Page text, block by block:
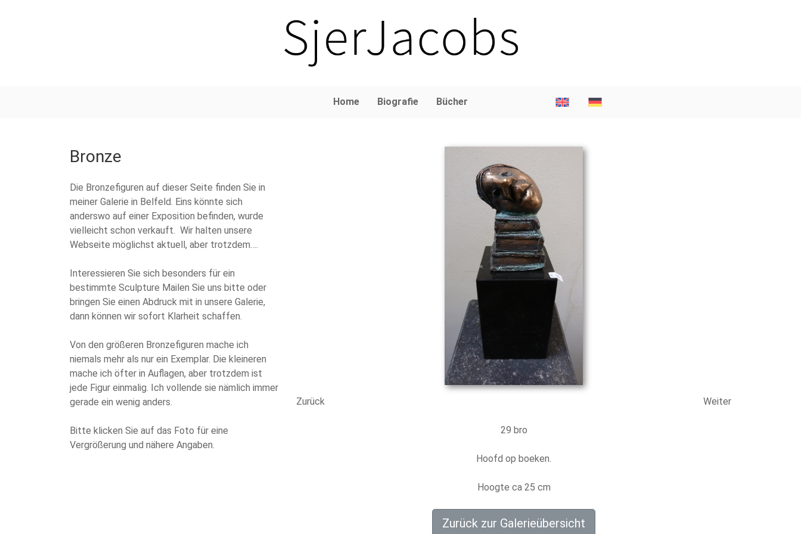
Home Biografie Bücher
Bronze
Die Bronzefiguren auf dieser Seite finden Sie in
meiner Galerie in Belfeld. Eins könnte sich
anderswo auf einer Exposition befinden, wurde
vielleicht schon verkauft. Wir halten unsere
Webseite möglichst aktuell, aber trotzdem….
Interessieren Sie sich besonders für ein
bestimmte Sculpture Mailen Sie uns bitte oder
bringen Sie einen Abdruck mit in unsere Galerie,
dann können wir sofort Klarheit schaffen.
Von den größeren Bronzefiguren mache ich
niemals mehr als nur ein Exemplar. Die kleineren
mache ich öfter in Auflagen, aber trotzdem ist
jede Figur einmalig. Ich vollende sie nämlich immer
gerade ein wenig anders.
Bitte klicken Sie auf das Foto für eine
Vergrößerung und nähere Angaben.
Zurück Weiter
29 bro
Hoofd op boeken.
Hoogte ca 25 cm
Zurück zur Galerieübersicht